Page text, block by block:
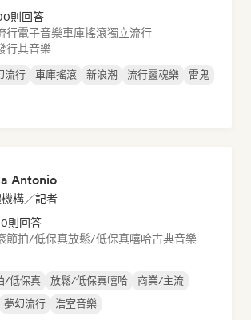
則回答
行電子音樂車庫搖滾獨立流行
行其音樂
流行 車庫搖滾 新浪潮 流行靈魂樂
雷鬼
Antonio
構／記者
則回答
節拍/低保真放鬆/低保真嘻哈古典音樂
/低保真 放鬆/低保真嘻哈
商業/主流
夢幻流行 浩室音樂